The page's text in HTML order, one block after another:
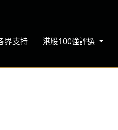
界支持 港股100強評選